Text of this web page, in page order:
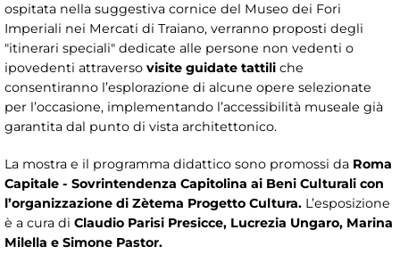
ospitata nella suggestiva cornice del Museo dei Fori
Imperiali nei Mercati di Traiano, verranno proposti degli
"itinerari speciali" dedicate alle persone non vedenti o
ipovedenti attraverso visite guidate tattili che
consentiranno l’esplorazione di alcune opere selezionate
per l’occasione, implementando l’accessibilità museale già
garantita dal punto di vista architettonico.
La mostra e il programma didattico sono promossi da Roma
Capitale - Sovrintendenza Capitolina ai Beni Culturali con
l’organizzazione di Zètema Progetto Cultura. L’esposizione
è a cura di Claudio Parisi Presicce, Lucrezia Ungaro, Marina
Milella e Simone Pastor.